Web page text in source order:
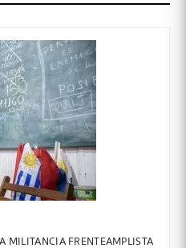
MILITANCIA FRENTEAMPLISTA